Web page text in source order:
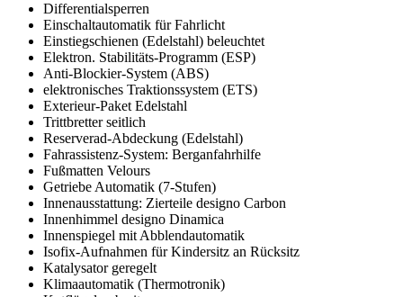
Differentialsperren
Einschaltautomatik für Fahrlicht
Einstiegschienen (Edelstahl) beleuchtet
Elektron. Stabilitäts-Programm (ESP)
Anti-Blockier-System (ABS)
elektronisches Traktionssystem (ETS)
Exterieur-Paket Edelstahl
Trittbretter seitlich
Reserverad-Abdeckung (Edelstahl)
Fahrassistenz-System: Berganfahrhilfe
Fußmatten Velours
Getriebe Automatik (7-Stufen)
Innenausstattung: Zierteile designo Carbon
Innenhimmel designo Dinamica
Innenspiegel mit Abblendautomatik
Isofix-Aufnahmen für Kindersitz an Rücksitz
Katalysator geregelt
Klimaautomatik (Thermotronik)